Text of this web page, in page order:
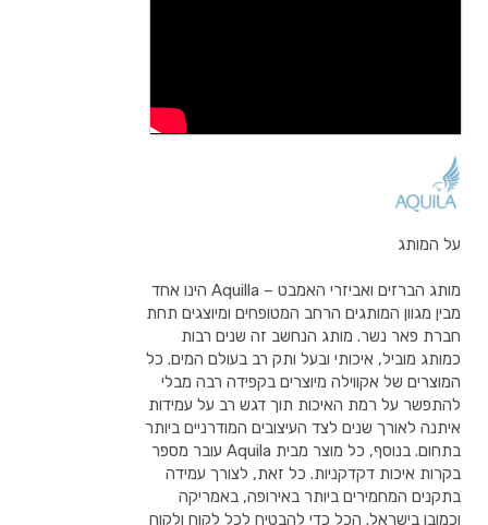
על המותג
מותג הברזים ואביזרי האמבט – Aquilla הינו אחד
מבין מגוון המותגים הרחב המטופחים ומיוצגים תחת
חברת פאר נשר. מותג הנחשב זה שנים רבות
כמותג מוביל, איכותי ובעל ותק רב בעולם המים. כל
המוצרים של אקווילה מיוצרים בקפידה רבה מבלי
להתפשר על רמת האיכות תוך דגש רב על עמידות
איתנה לאורך שנים לצד העיצובים המודרניים ביותר
בתחום. בנוסף, כל מוצר מבית Aquila עובר מספר
בקרות איכות דקדקניות. כל זאת, לצורך עמידה
בתקנים המחמירים ביותר באירופה, באמריקה
וכמובן בישראל. הכל כדי להבטיח לכל לקוח ולקוח